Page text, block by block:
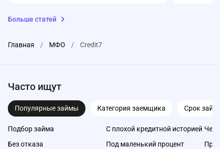
Больше статей
Главная / МФО / Credit7
Часто ищут
Популярные займы Категория заемщика Срок
Подбор займа
Без отказа
С плохой кредитной историей
Под маленький процент